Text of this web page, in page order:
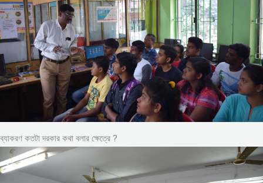
ব্যাকরণ কতটা দরকার কথা বলার ক্ষেত্রে ?